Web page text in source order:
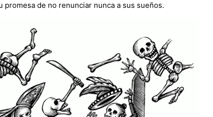
de no renunciar nunca a sus sueños.